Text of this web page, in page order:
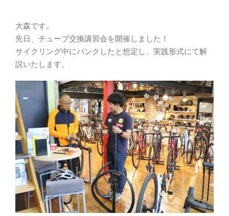
大森です。
先日、チューブ交換講習会を開催しました！
サイクリング中にパンクしたと想定し、実践形式にて解
説いたします。